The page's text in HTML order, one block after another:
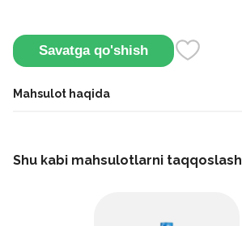
Savatga qo'shish
Mahsulot haqida
Shu kabi mahsulotlarni taqqoslash